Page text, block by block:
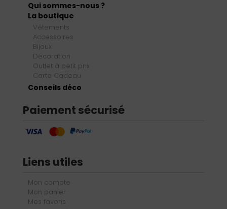
Qui sommes-nous ?
La boutique
Vêtements
Accessoires
Bijoux
Décoration
Outlet à petit prix
Carte Cadeau
Conseils déco
Paiement sécurisé
Liens utiles
Mon compte
Mon panier
Mes favoris